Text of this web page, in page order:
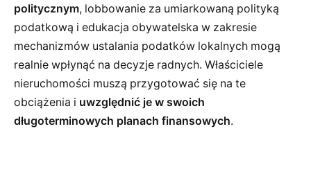
politycznym, lobbowanie za umiarkowaną polityką
podatkową i edukacja obywatelska w zakresie
mechanizmów ustalania podatków lokalnych mogą
realnie wpłynąć na decyzje radnych. Właściciele
nieruchomości muszą przygotować się na te
obciążenia i uwzględnić je w swoich
długoterminowych planach finansowych.